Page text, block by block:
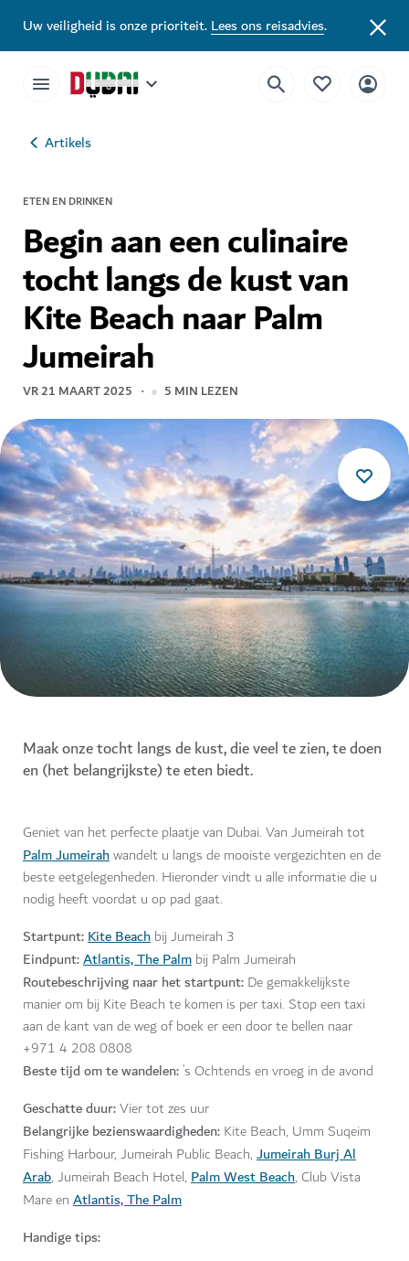
Uw veiligheid is onze prioriteit.Lees ons reisadvies.
Artikels
ETEN EN DRINKEN
Begin aan een culinaire
tocht langs de kust van
Kite Beach naar Palm
Jumeirah
VR 21 MAART 2025 5 MIN LEZEN
Maak onze tocht langs de kust, die veel te zien, te doen
en (het belangrijkste) te eten biedt.
Geniet van het perfecte plaatje van Dubai. Van Jumeirah tot
Palm Jumeirahwandelt u langs de mooiste vergezichten en de
beste eetgelegenheden. Hieronder vindt u alle informatie die u
nodig heeft voordat u op pad gaat.
Startpunt:Kite Beach bij Jumeirah 3
Eindpunt:Atlantis, The Palm bij Palm Jumeirah
Routebeschrijving naar het startpunt: De gemakkelijkste
manier om bij Kite Beach te komen is per taxi. Stop een taxi
aan de kant van de weg of boek er een door te bellen naar
+971 4 208 0808
Beste tijd om te wandelen:’s Ochtends en vroeg in de avond
Geschatte duur:Vier tot zes uur
Belangrijke bezienswaardigheden: Kite Beach, Umm Suqeim
Fishing Harbour, Jumeirah Public Beach, Jumeirah Burj Al
Arab, Jumeirah Beach Hotel, Palm West Beach, Club Vista
Mare en Atlantis, The Palm
Handige tips: